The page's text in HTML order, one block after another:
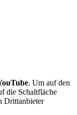
. Um auf den
die Schaltfläche
Drittanbieter